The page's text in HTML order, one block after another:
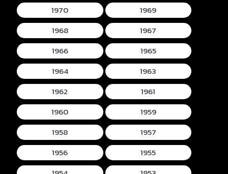
1970
1969
1968
1967
1966
1965
1964
1963
1962
1961
1960
1959
1958
1957
1956
1955